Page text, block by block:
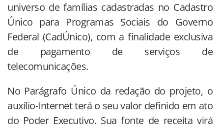
universo de famílias cadastradas no Cadastro
Único para Programas Sociais do Governo
Federal (CadÚnico), com a finalidade exclusiva
de pagamento de serviços de
telecomunicações.
No Parágrafo Único da redação do projeto, o
auxílio-Internet terá o seu valor definido em ato
do Poder Executivo. Sua fonte de receita virá